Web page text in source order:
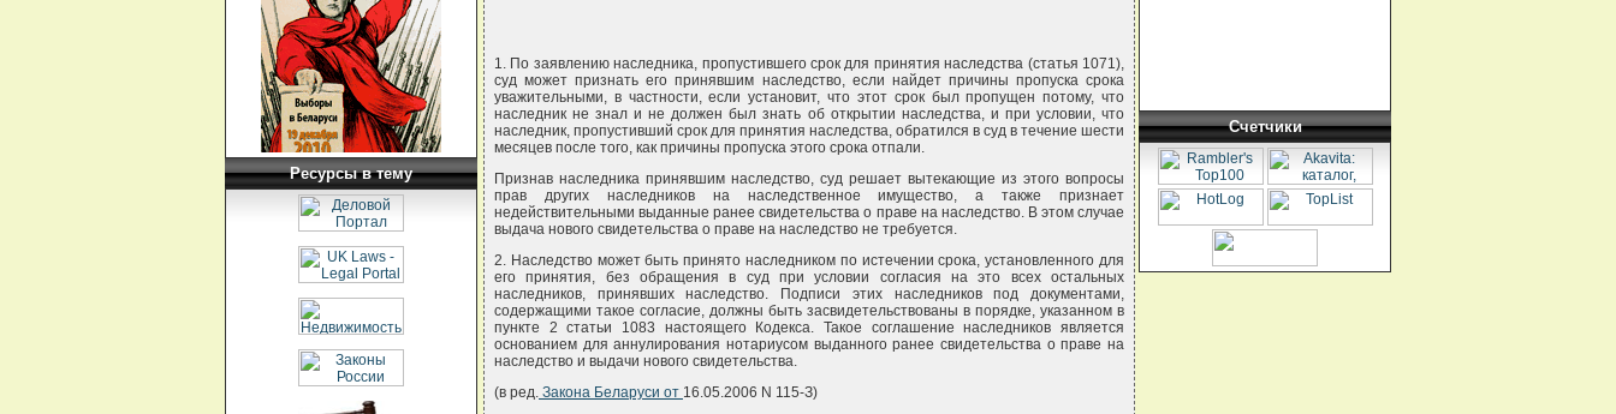
Ресурсы в тему
1. По заявлению наследника, пропустившего срок для принятия наследства (статья 1071),
суд может признать его принявшим наследство, если найдет причины пропуска срока
уважительными, в частности, если установит, что этот срок был пропущен потому, что
наследник не знал и не должен был знать об открытии наследства, и при условии, что
наследник, пропустивший срок для принятия наследства, обратился в суд в течение шести
месяцев после того, как причины пропуска этого срока отпали.
Признав наследника принявшим наследство, суд решает вытекающие из этого вопросы
прав других наследников на наследственное имущество, а также признает
недействительными выданные ранее свидетельства о праве на наследство. В этом случае
выдача нового свидетельства о праве на наследство не требуется.
2. Наследство может быть принято наследником по истечении срока, установленного для
его принятия, без обращения в суд при условии согласия на это всех остальных
наследников, принявших наследство. Подписи этих наследников под документами,
содержащими такое согласие, должны быть засвидетельствованы в порядке, указанном в
пункте 2 статьи 1083 настоящего Кодекса. Такое соглашение наследников является
основанием для аннулирования нотариусом выданного ранее свидетельства о праве на
наследство и выдачи нового свидетельства.
(в ред. Закона Беларуси от 16.05.2006 N 115-З)
Счетчики